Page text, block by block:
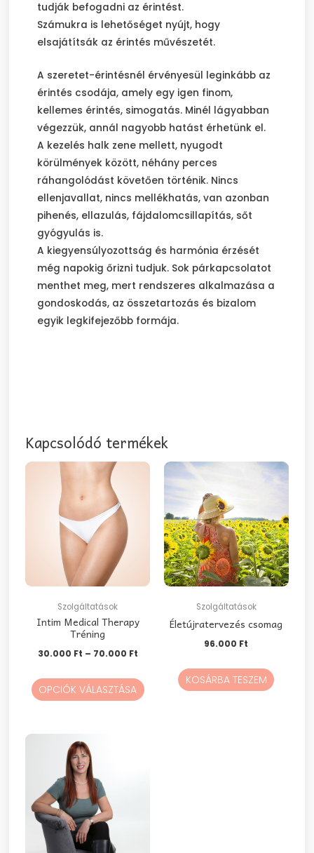
tudják befogadni az érintést.
Számukra is lehetőséget nyújt, hogy
elsajátítsák az érintés művészetét.
A szeretet-érintésnél érvényesül leginkább az
érintés csodája, amely egy igen finom,
kellemes érintés, simogatás. Minél lágyabban
végezzük, annál nagyobb hatást érhetünk el.
A kezelés halk zene mellett, nyugodt
körülmények között, néhány perces
ráhangolódást követően történik. Nincs
ellenjavallat, nincs mellékhatás, van azonban
pihenés, ellazulás, fájdalomcsillapítás, sőt
gyógyulás is.
A kiegyensúlyozottság és harmónia érzését
még napokig őrizni tudjuk. Sok párkapcsolatot
menthet meg, mert rendszeres alkalmazása a
gondoskodás, az összetartozás és bizalom
egyik legkifejezőbb formája.
Kapcsolódó termékek
Szolgáltatások
Intim Medical Therapy
Tréning
30.000 Ft – 70.000 Ft
OPCIÓK VÁLASZTÁSA
Ennek
terméknek
több
variációja
termékoldalon
választhatók
Szolgáltatások
Életújratervezés csomag
96.000 Ft
KOSÁRBA TESZEM